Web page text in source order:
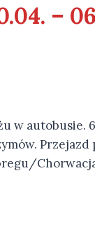
–
w autobusie.
Przejazd